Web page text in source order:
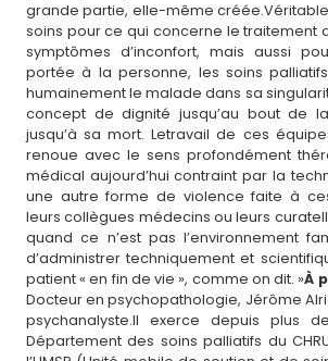
grande partie, elle-même
soins pour ce qui concerne le traitement
symptômes d’inconfort, mais aussi
portée à la personne, les soins
humainement le malade dans sa
concept de dignité jusqu’au bout de
jusqu’à sa mort. Letravail de ces
renoue avec le sens profondément
médical aujourd’hui contraint par la
une autre forme de violence faite à
leurs collègues médecins ou leurs
quand ce n’est pas l’environnement
d’administrer techniquement et
patient « en fin de vie », comme on dit. »À
Docteur en psychopathologie, Jérôme
psychanalyste.Il exerce depuis plus
Département des soins palliatifs du